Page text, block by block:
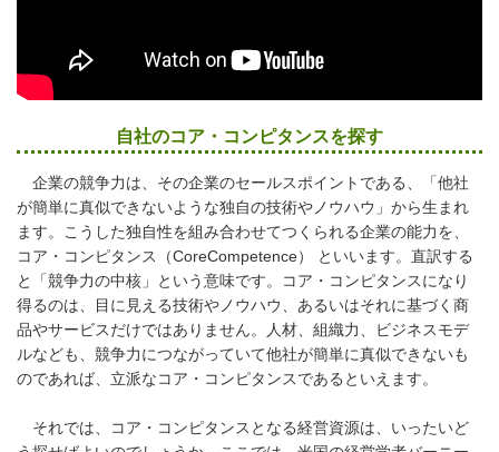
自社のコア・コンピタンスを探す
企業の競争力は、その企業のセールスポイントである、「他社
が簡単に真似できないような独自の技術やノウハウ」から生まれ
ます。こうした独自性を組み合わせてつくられる企業の能力を、
コア・コンピタンス（CoreCompetence） といいます。直訳する
と「競争力の中核」という意味です。コア・コンピタンスになり
得るのは、目に見える技術やノウハウ、あるいはそれに基づく商
品やサービスだけではありません。人材、組織力、ビジネスモデ
ルなども、競争力につながっていて他社が簡単に真似できないも
のであれば、立派なコア・コンピタンスであるといえます。
それでは、コア・コンピタンスとなる経営資源は、いったいど